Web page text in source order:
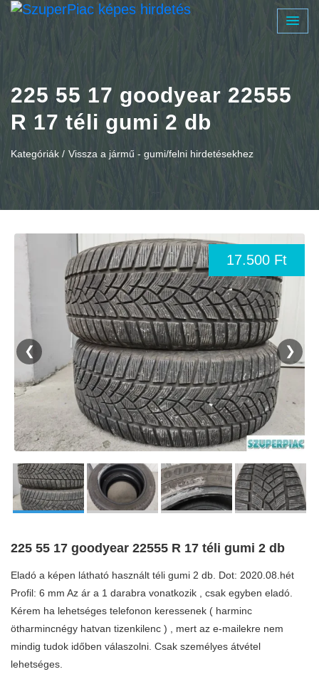
225 55 17 goodyear 22555
R 17 téli gumi 2 db
Kategóriák / Vissza a jármű - gumi/felni hirdetésekhez
17.500 Ft
❮ ❯
225 55 17 goodyear 22555 R 17 téli gumi 2 db
Eladó a képen látható használt téli gumi 2 db. Dot: 2020.08.hét
Profil: 6 mm Az ár a 1 darabra vonatkozik , csak egyben eladó.
Kérem ha lehetséges telefonon keressenek ( harminc
ötharmincnégy hatvan tizenkilenc ) , mert az e-mailekre nem
mindig tudok időben válaszolni. Csak személyes átvétel
lehetséges.